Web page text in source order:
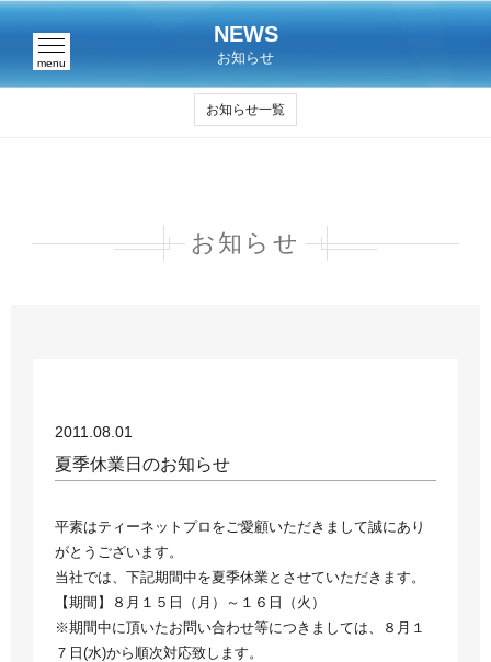
menu
NEWS
お知らせ
お知らせ一覧
お知らせ
2011.08.01
夏季休業日のお知らせ
平素はティーネットプロをご愛顧いただきまして誠にあり
がとうございます。
当社では、下記期間中を夏季休業とさせていただきます。
【期間】８月１５日（月）～１６日（火）
※期間中に頂いたお問い合わせ等につきましては、８月１
７日(水)から順次対応致します。